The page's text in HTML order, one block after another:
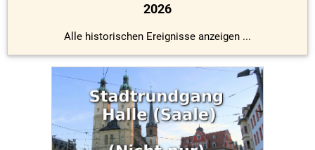
2026
Alle historischen Ereignisse anzeigen ...